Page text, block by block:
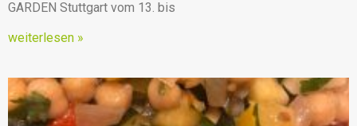
GARDEN Stuttgart vom 13. bis
weiterlesen »